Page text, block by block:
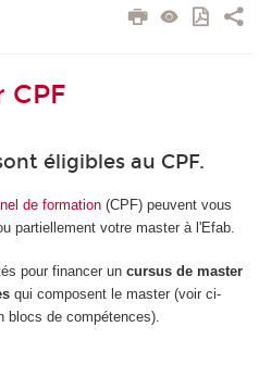
CPF
éligibles au CPF.
de formation(CPF) peuvent vous
partiellement votre master à l'Efab.
pour financer un cursus de master
qui composent le master (voir ci-
blocs de compétences).